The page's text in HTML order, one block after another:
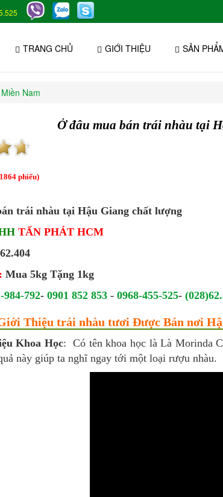
TRANG CHỦ GIỚI THIỆU SẢN
Miền Nam
Ở đâu mua bán trái nhàu tại
phiếu)
trái nhàu tại Hậu Giang chất lượng
TẤN PHÁT HCM
Mua 5kg Tặng 1kg
984-792- 0901 852 853- 0968-455-525-
Thiệu trái nhàu tươi Được Bán nơi
Khoa Học: Có tên khoa học là Là Morinda
này giúp ta nghĩ ngay tới một loại rượu nhàu.